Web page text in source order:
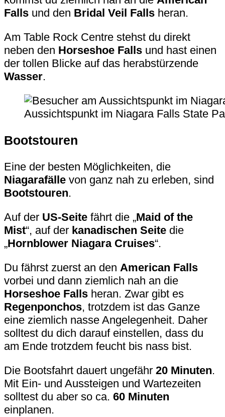
Falls und den Bridal Veil Falls heran.
Am Table Rock Centre stehst du direkt
neben den Horseshoe Falls und hast einen
der tollen Blicke auf das herabstürzende
Wasser.
Aussichtspunkt im Niagara Falls State
Bootstouren
Eine der besten Möglichkeiten, die
Niagarafälle von ganz nah zu erleben, sind
Bootstouren.
Auf der US-Seite fährt die „Maid of the
Mist“, auf der kanadischen Seite die
„Hornblower Niagara Cruises“.
Du fährst zuerst an den American Falls
vorbei und dann ziemlich nah an die
Horseshoe Falls heran. Zwar gibt es
Regenponchos, trotzdem ist das Ganze
eine ziemlich nasse Angelegenheit. Daher
solltest du dich darauf einstellen, dass du
am Ende trotzdem feucht bis nass bist.
Die Bootsfahrt dauert ungefähr 20 Minuten.
Mit Ein- und Aussteigen und Wartezeiten
solltest du aber so ca. 60 Minuten
einplanen.